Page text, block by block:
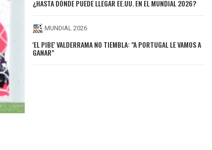
¿HASTA DÓNDE PUEDE LLEGAR EE.UU. EN EL MUNDIAL 2026?
MUNDIAL 2026
'EL PIBE' VALDERRAMA NO TIEMBLA: "A PORTUGAL LE VAMOS A
GANAR"